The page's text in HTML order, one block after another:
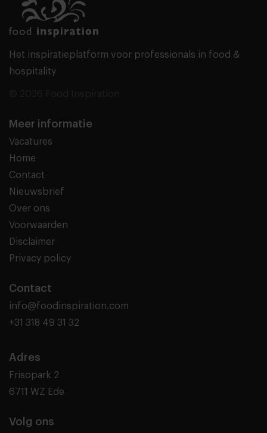
Het inspiratieplatform voor professionals in food &
hospitality
Meer informatie
Vacatures
Home
Contact
Nieuwsbrief
Over ons
Voorwaarden
Disclaimer
Privacy policy
Contact
info@foodinspiration.com
+31 318 49 31 32
Adres
Frisopark 2
6711 WZ Ede
Volg ons